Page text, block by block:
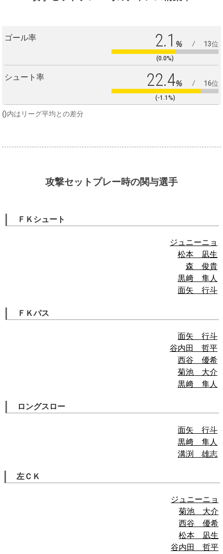
ゴール率 2.1 % 13位
(0.0%)
シュート率 22.4% 16位
(-1.1%)
()内はリーグ平均との差分
攻撃セットプレー時の関与選手
ＦＫシュート
ジュニーニョ
松本 凪生
森 俊貴
黒﨑 隼人
面矢 行斗
ＦＫパス
面矢 行斗
谷内田 哲平
西谷 優希
菊池 大介
黒﨑 隼人
ロングスロー
面矢 行斗
黒﨑 隼人
溝渕 雄志
左ＣＫ
ジュニーニョ
菊池 大介
西谷 優希
松本 凪生
谷内田 哲平